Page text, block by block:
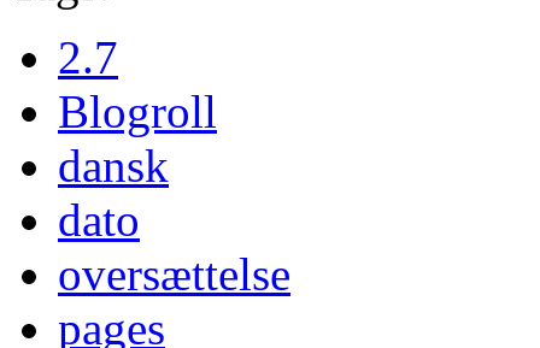
2.7
Blogroll
dansk
dato
oversættelse
pages